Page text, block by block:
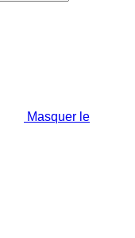
Masquer le